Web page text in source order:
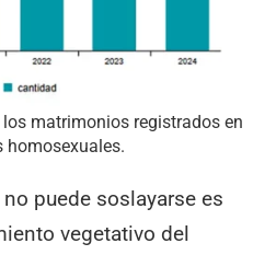
los matrimonios registrados en
homosexuales.
puede soslayarse es
vegetativo del